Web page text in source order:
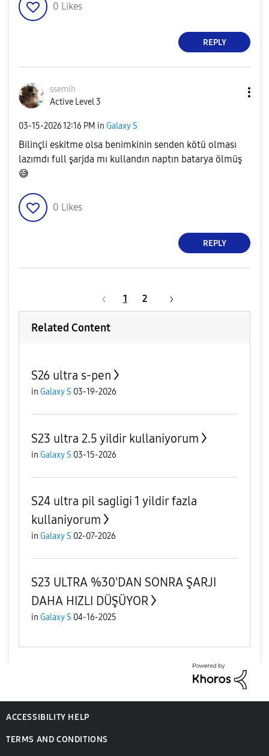
0 Likes
REPLY
ssemih
Active Level 3
‎03-15-202612:16 PM in Galaxy S
Bilinçli eskitme olsa benimkinin senden kötü olması
lazımdı full şarjda mı kullandın naptın batarya ölmüş
😅
0 Likes
REPLY
1 2
Related Content
S26 ultra s-pen
in Galaxy S 03-19-2026
S23 ultra 2.5 yildir kullaniyorum
in Galaxy S 03-15-2026
S24 ultra pil sagligi 1 yildir fazla
kullaniyorum
in Galaxy S 02-07-2026
S23 ULTRA %30'DAN SONRA ŞARJI
DAHA HIZLI DÜŞÜYOR
in Galaxy S 04-16-2025
ACCESSIBILITY HELP
TERMS AND CONDITIONS